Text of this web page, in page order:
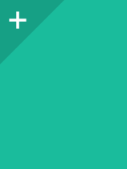
Sidebar